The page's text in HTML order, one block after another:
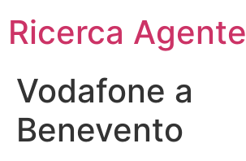
Ricerca Agente
Vodafone a
Benevento